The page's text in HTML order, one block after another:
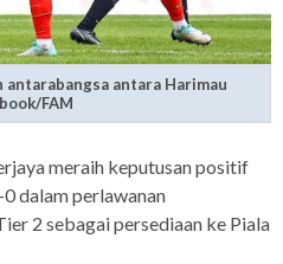
antarabangsa antara Harimau
FAM
meraih keputusan positif
dalam perlawanan
2 sebagai persediaan ke Piala